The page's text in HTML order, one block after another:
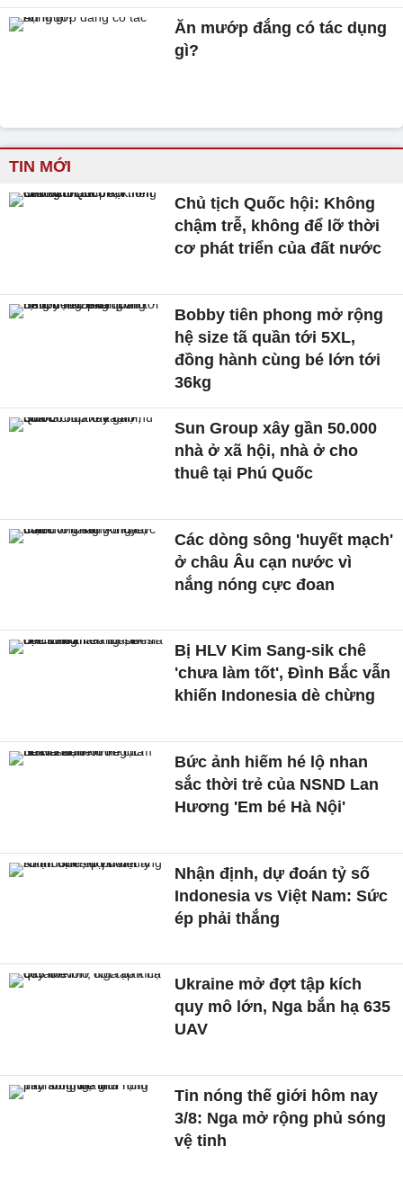
Ăn mướp đắng có tác dụng
gì?
TIN MỚI
Chủ tịch Quốc hội: Không
chậm trễ, không để lỡ thời
cơ phát triển của đất nước
Bobby tiên phong mở rộng
hệ size tã quần tới 5XL,
đồng hành cùng bé lớn tới
36kg
Sun Group xây gần 50.000
nhà ở xã hội, nhà ở cho
thuê tại Phú Quốc
Các dòng sông 'huyết mạch'
ở châu Âu cạn nước vì
nắng nóng cực đoan
Bị HLV Kim Sang-sik chê
'chưa làm tốt', Đình Bắc vẫn
khiến Indonesia dè chừng
Bức ảnh hiếm hé lộ nhan
sắc thời trẻ của NSND Lan
Hương 'Em bé Hà Nội'
Nhận định, dự đoán tỷ số
Indonesia vs Việt Nam: Sức
ép phải thắng
Ukraine mở đợt tập kích
quy mô lớn, Nga bắn hạ 635
UAV
Tin nóng thế giới hôm nay
3/8: Nga mở rộng phủ sóng
vệ tinh